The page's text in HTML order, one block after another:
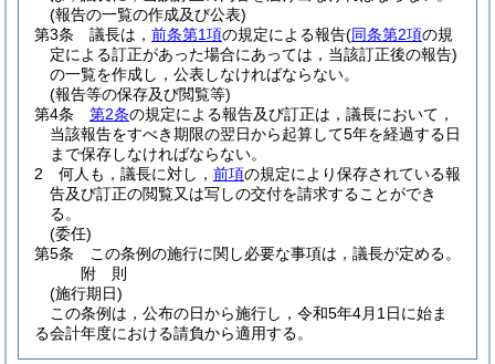
(報告の一覧の作成及び公表)
第3条
議長は， 前条第1項の規定による報告(同条第2項の規
定による訂正があった場合にあっては，当該訂正後の報告)
の一覧を作成し，公表しなければならない。
(報告等の保存及び閲覧等)
第4条
第2条の規定による報告及び訂正は，議長において，
当該報告をすべき期限の翌日から起算して5年を経過する日
まで保存しなければならない。
2
何人も，議長に対し， 前項の規定により保存されている報
告及び訂正の閲覧又は写しの交付を請求することができ
る。
(委任)
第5条
この条例の施行に関し必要な事項は，議長が定める。
附 則
(施行期日)
この条例は，公布の日から施行し，令和5年4月1日に始ま
る会計年度における請負から適用する。